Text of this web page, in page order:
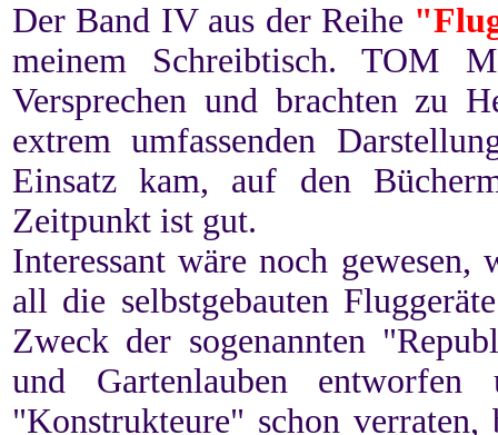
Der Band IV aus der Reihe
meinem Schreibtisch. TOM
Versprechen und brachten zu
extrem umfassenden
Einsatz kam, auf den
Zeitpunkt ist gut.
Interessant wäre noch
all die selbstgebauten
Zweck der sogenannten
und Gartenlauben
"Konstrukteure" schon